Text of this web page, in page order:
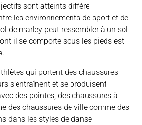
sont atteints diffère
les environnements de sport et de
de marley peut ressembler à un sol
il se comporte sous les pieds est
qui portent des chaussures
s’entraînent et se produisent
des pointes, des chaussures à
des chaussures de ville comme des
dans les styles de danse